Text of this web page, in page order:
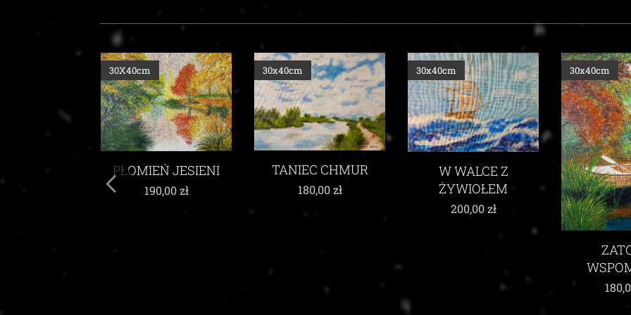
TANIEC CHMUR
30x40cm
180,00zł
W WALCE Z
ŻYWIOŁEM
30x40cm 30x40cm
UKŁON
30x40cm